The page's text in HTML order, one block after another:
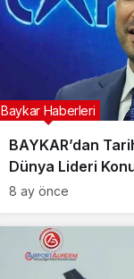
BAYKAR’dan
Dünya Lideri
Baykar Haberleri
8 ay önce